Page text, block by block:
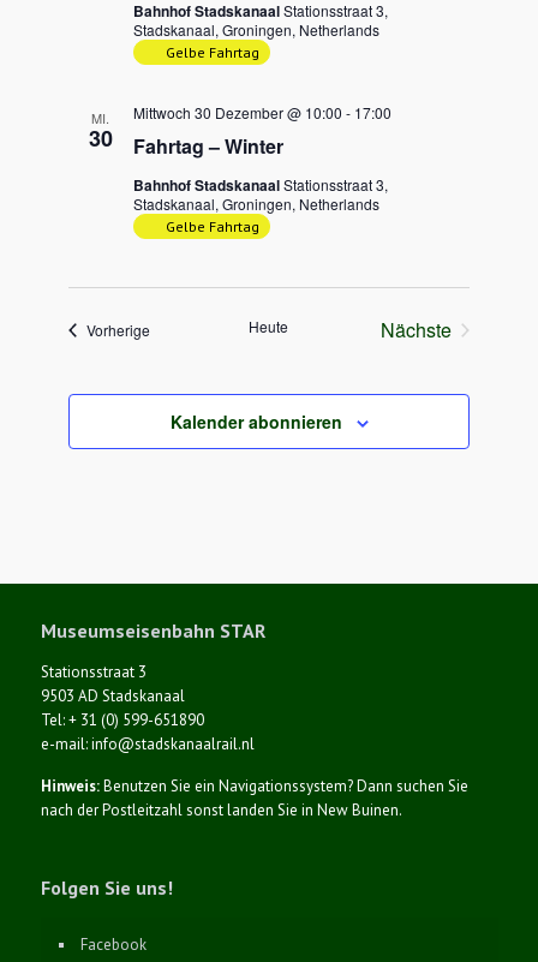
Bahnhof StadskanaalStationsstraat 3,
Stadskanaal, Groningen, Netherlands
Gelbe Fahrtag
MI.
30 Fahrtag – Winter
Mittwoch 30 Dezember @ 10:00 - 17:00
Bahnhof StadskanaalStationsstraat 3,
Stadskanaal, Groningen, Netherlands
Gelbe Fahrtag
VorherigeVeranstaltungenHeute
Nächste
Kalender abonnieren
Museumseisenbahn STAR
Stationsstraat 3
9503 AD Stadskanaal
Tel: + 31 (0) 599-651890
e-mail: info@stadskanaalrail.nl
Hinweis:Benutzen Sie ein Navigationssystem? Dann suchen Sie
nach der Postleitzahl sonst landen Sie in New Buinen.
Folgen Sie uns!
Facebook